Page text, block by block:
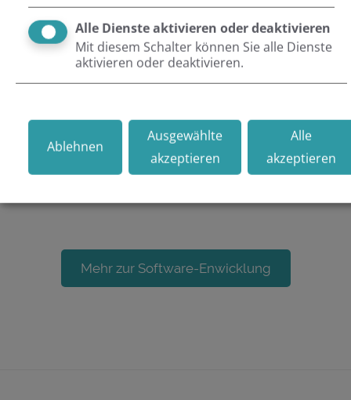
Wir entwickeln komplexe und durchdachte E-Commerce-
Lösungen, Websites und Portale, mit denen Sie Ihre
Unternehmensziele erreichen und die Konkurrenz
maßgeschneidert für Ihren Anwendungsfall. Ob für Ihr
Vorhaben eine komplette Neuentwicklung oder die
Anpassung an bestehende Software geeigneter ist,
Mehr zur Software-Enwicklung
Alle Dienste aktivieren oder deaktivieren
Mit diesem Schalter können Sie alle Dienste
aktivieren oder deaktivieren.
Ablehnen
Ausgewählte
akzeptieren
Alle
akzeptieren